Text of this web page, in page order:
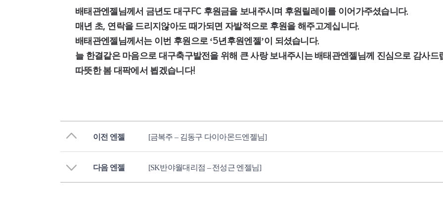
배태관엔젤님께서 금년도 대구FC 후원금을 보내주시며 후원릴레이를 이어가주셨습니다.
매년 초, 연락을 드리지않아도 때가되면 자발적으로 후원을 해주고계십니다.
배태관엔젤님께서는 이번 후원으로 ‘5년후원엔젤 ’이 되셨습니다.
늘 한결같은 마음으로 대구축구발전을 위해 큰 사랑 보내주시는 배태관엔젤님께 진심으로 감사드
따뜻한 봄 대팍에서 뵙겠습니다!
이전 엔젤 [금복주 – 김동구 다이아몬드엔젤님]
다음 엔젤 [SK반야월대리점 – 전성근 엔젤님]